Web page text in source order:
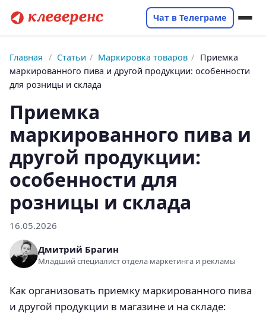
Чат в Телеграме
Главная / Статьи / Маркировка товаров / Приемка
маркированного пива и другой продукции: особенности
для розницы и склада
Приемка
маркированного пива и
другой продукции:
особенности для
розницы и склада
16.05.2026
Дмитрий Брагин
Младший специалист отдела маркетинга и рекламы
Как организовать приемку маркированного пива
и другой продукции в магазине и на складе: